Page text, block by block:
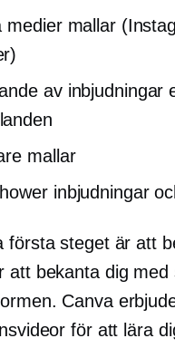
medier mallar
av inbjudningar
mallar
inbjudningar
första steget är att
att bekanta dig med
Canva
för att lära